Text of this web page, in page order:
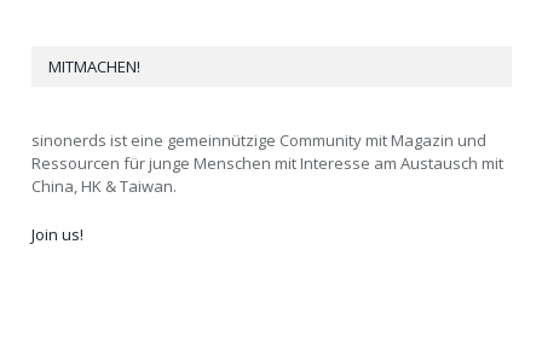
MITMACHEN!
sinonerds ist eine gemeinnützige Community mit Magazin und
Ressourcen für junge Menschen mit Interesse am Austausch mit
China, HK & Taiwan.
Join us!